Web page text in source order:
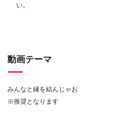
い。
動画テーマ
みんなと縁を結んじゃお
※推奨となります